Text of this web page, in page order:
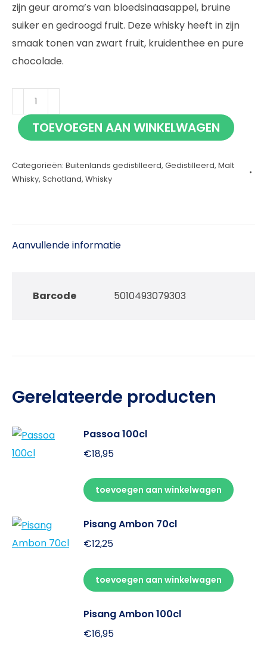
zijn geur aroma’s van bloedsinaasappel, bruine
suiker en gedroogd fruit. Deze whisky heeft in zijn
smaak tonen van zwart fruit, kruidenthee en pure
chocolade.
Berry
Bros
en
Sherry
Cask
70cl
aantal
TOEVOEGEN AAN WINKELWAGEN
Categorieën: Buitenlands gedistilleerd, Gedistilleerd, Malt
Whisky, Schotland, Whisky
Aanvullende informatie
Barcode 5010493079303
Gerelateerde producten
Passoa 100cl
€18,95
toevoegen aan winkelwagen
Pisang Ambon 70cl
€12,25
toevoegen aan winkelwagen
Pisang Ambon 100cl
€16,95